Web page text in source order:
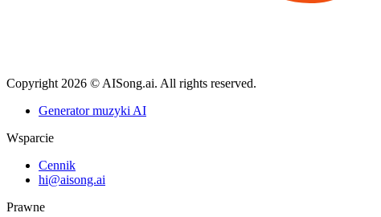
Copyright 2026 © AISong.ai. All rights reserved.
Generator muzyki AI
Wsparcie
Cennik
hi@aisong.ai
Prawne